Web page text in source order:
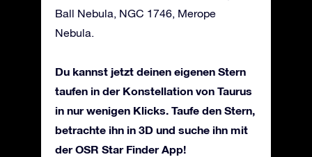
Ball Nebula, NGC 1746, Merope
Nebula.
Du kannst jetzt deinen eigenen Stern
taufen in der Konstellation von Taurus
in nur wenigen Klicks. Taufe den Stern,
betrachte ihn in 3D und suche ihn mit
der OSR Star Finder App!